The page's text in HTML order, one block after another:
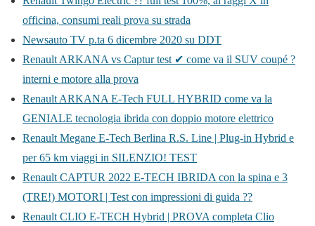
officina, consumi reali prova su strada
Newsauto TV p.ta 6 dicembre 2020 su DDT
Renault ARKANA vs Captur test ✔ come va il SUV coupé ?
interni e motore alla prova
Renault ARKANA E-Tech FULL HYBRID come va la
GENIALE tecnologia ibrida con doppio motore elettrico
Renault Megane E-Tech Berlina R.S. Line | Plug-in Hybrid e
per 65 km viaggi in SILENZIO! TEST
Renault CAPTUR 2022 E-TECH IBRIDA con la spina e 3
(TRE!) MOTORI | Test con impressioni di guida ??
Renault CLIO E-TECH Hybrid | PROVA completa Clio